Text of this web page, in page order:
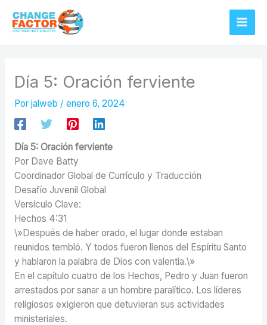
contenido
Día 5: Oración ferviente
Por jalweb / enero 6, 2024
Día 5: Oración ferviente
Por Dave Batty
Coordinador Global de Currículo y Traducción
Desafío Juvenil Global
Versículo Clave:
Hechos 4:31
\»Después de haber orado, el lugar donde estaban
reunidos tembló. Y todos fueron llenos del Espíritu Santo
y hablaron la palabra de Dios con valentía.\»
En el capítulo cuatro de los Hechos, Pedro y Juan fueron
arrestados por sanar a un hombre paralítico. Los líderes
religiosos exigieron que detuvieran sus actividades
ministeriales.